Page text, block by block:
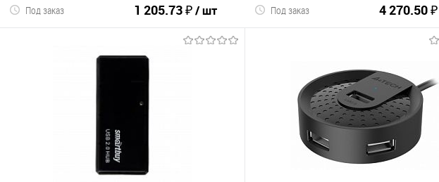
1 205.73 ₽/ шт
Под заказ
В корзину
4 270.50 ₽
Под заказ
В корзину
К сравнению В избранное